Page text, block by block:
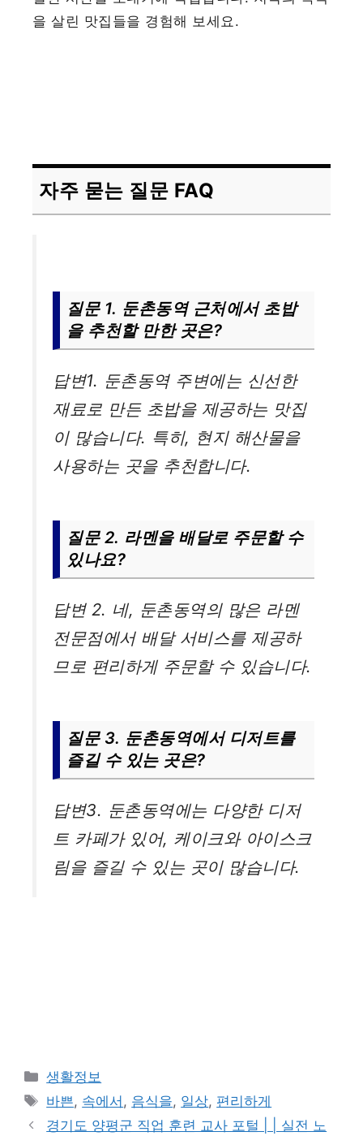
을 살린 맛집들을 경험해 보세요.
자주 묻는 질문 FAQ
질문 1. 둔촌동역 근처에서 초밥
을 추천할 만한 곳은?
답변1. 둔촌동역 주변에는 신선한
재료로 만든 초밥을 제공하는 맛집
이 많습니다. 특히, 현지 해산물을
사용하는 곳을 추천합니다.
질문 2. 라멘을 배달로 주문할 수
있나요?
답변 2. 네, 둔촌동역의 많은 라멘
전문점에서 배달 서비스를 제공하
므로 편리하게 주문할 수 있습니다.
질문 3. 둔촌동역에서 디저트를
즐길 수 있는 곳은?
답변3. 둔촌동역에는 다양한 디저
트 카페가 있어, 케이크와 아이스크
림을 즐길 수 있는 곳이 많습니다.
카
테
고
생활정보
태
그
바쁜, 속에서 , 음식을, 일상, 편리하게
경기도 양평군 직업 훈련 교사 포털 | | 실전 노